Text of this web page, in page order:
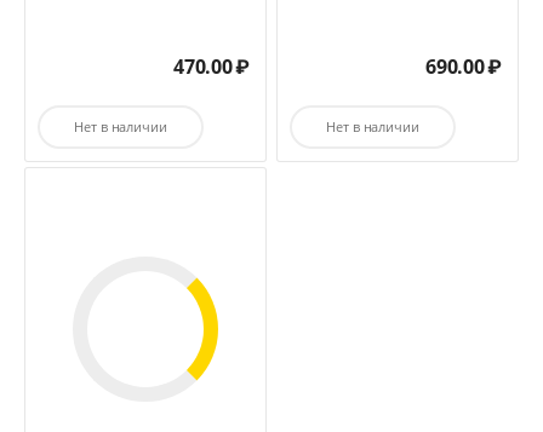
470.00₽
Нет в наличии
690.00₽
Нет в наличии